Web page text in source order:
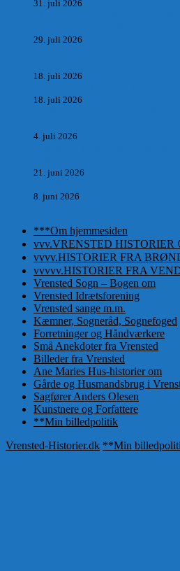
31. juli 2026
29. juli 2026
18. juli 2026
18. juli 2026
4. juli 2026
21. juni 2026
8. juni 2026
***Om hjemmesiden
vvv.VRENSTED HISTORIER
vvvv.HISTORIER FRA
vvvvv.HISTORIER FRA
Vrensted Sogn – Bogen om
Vrensted Idrætsforening
Vrensted sange m.m.
Kæmner, Sogneråd, Sognefoged
Forretninger og Håndværkere
Små Anekdoter fra Vrensted
Billeder fra Vrensted
Ane Maries Hus-historier om
Gårde og Husmandsbrug i
Sagfører Anders Olesen
Kunstnere og Forfattere
**Min billedpolitik
Vrensted-Historier.dk **Min